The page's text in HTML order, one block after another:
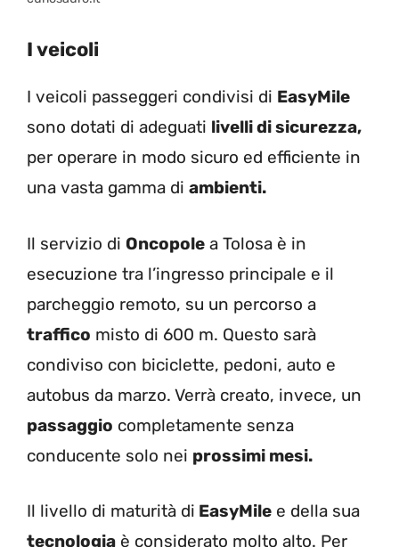
I veicoli
I veicoli passeggeri condivisi di EasyMile
sono dotati di adeguati livelli di sicurezza,
per operare in modo sicuro ed efficiente in
una vasta gamma di ambienti.
Il servizio di Oncopole a Tolosa è in
esecuzione tra l’ingresso principale e il
parcheggio remoto, su un percorso a
traffico misto di 600 m. Questo sarà
condiviso con biciclette, pedoni, auto e
autobus da marzo. Verrà creato, invece, un
passaggio completamente senza
conducente solo nei prossimi mesi.
Il livello di maturità di EasyMile e della sua
tecnologia è considerato molto alto. Per